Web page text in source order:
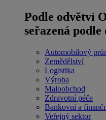
Podle odvětví
seřazená
Automobilový
Zemědělství
Logistika
Výroba
Maloobchod
Zdravotní péče
Bankovní a
Veřejný sektor